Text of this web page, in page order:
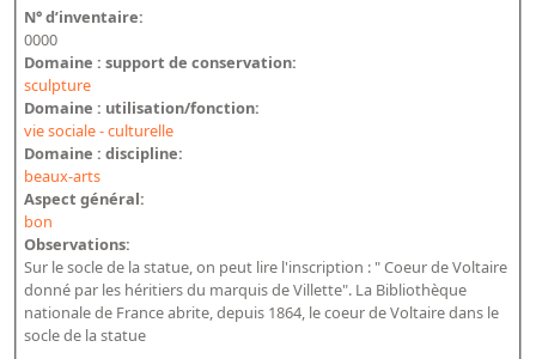
provenances
Recherche de fonds, collections et provenances
L'histoire de la BnF en objets
Explorer
Organigrammes de la bibliothèque
Rapports d'activité de la Bibliothèque
Répertoire
Répertoire des catalogues d'expositions
Répertoire des catalogues
N° d’inventaire:
0000
Domaine : support de conservation:
sculpture
Domaine : utilisation/fonction:
vie sociale - culturelle
Domaine : discipline:
beaux-arts
Aspect général:
bon
Observations:
Sur le socle de la statue, on peut lire l'inscription : " Coeur de Voltaire
donné par les héritiers du marquis de Villette". La Bibliothèque
nationale de France abrite, depuis 1864, le coeur de Voltaire dans le
socle de la statue